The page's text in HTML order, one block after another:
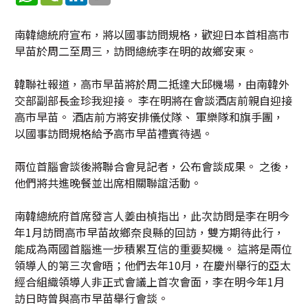
南韓總統府宣布，將以國事訪問規格，歡迎日本首相高市
早苗於周二至周三，訪問總統李在明的故鄉安東。
韓聯社報道，高市早苗將於周二抵達大邱機場，由南韓外
交部副部長金珍我迎接。 李在明將在會談酒店前親自迎接
高市早苗。 酒店前方將安排儀仗隊、 軍樂隊和旗手團，
以國事訪問規格給予高市早苗禮賓待遇。
兩位首腦會談後將聯合會見記者，公布會談成果。 之後，
他們將共進晚餐並出席相關聯誼活動。
南韓總統府首席發言人姜由楨指出，此次訪問是李在明今
年1月訪問高市早苗故鄉奈良縣的回訪，雙方期待此行，
能成為兩國首腦進一步積累互信的重要契機。 這將是兩位
領導人的第三次會晤；他們去年10月，在慶州舉行的亞太
經合組織領導人非正式會議上首次會面，李在明今年1月
訪日時曾與高市早苗舉行會談。